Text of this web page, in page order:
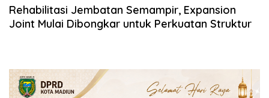
Rehabilitasi Jembatan Semampir, Expansion
Joint Mulai Dibongkar untuk Perkuatan Struktur